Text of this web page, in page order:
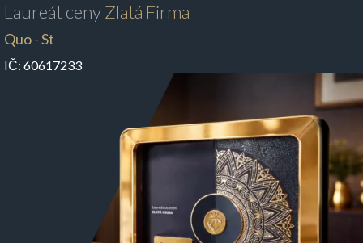
Laureát cenyZlatá Firma
Quo - St
IČ: 60617233